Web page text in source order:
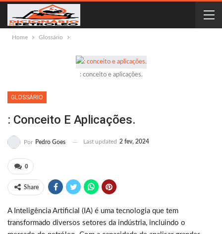
Home Glossário
: conceito e aplicações.
GLOSSÁRIO
: Conceito E Aplicações.
Por Pedro Goes Last updated 2 fev, 2024
0
Share
A Inteligência Artificial (IA) é uma tecnologia que tem
transformado diversos setores da indústria, incluindo o